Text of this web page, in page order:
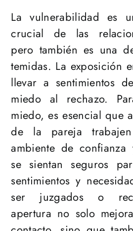
La vulnerabilidad es
crucial de las
pero también es una
temidas. La exposición
llevar a sentimientos
miedo al rechazo.
miedo, es esencial que
de la pareja
ambiente de
se sientan seguros
sentimientos y
ser juzgados o
apertura no solo